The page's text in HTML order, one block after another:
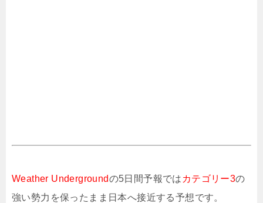
Weather Undergroundの5日間予報では カテゴリー3の
強い勢力を保ったまま日本へ接近する予想です。